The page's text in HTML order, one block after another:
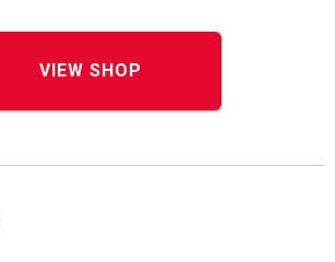
VIEW SHOP